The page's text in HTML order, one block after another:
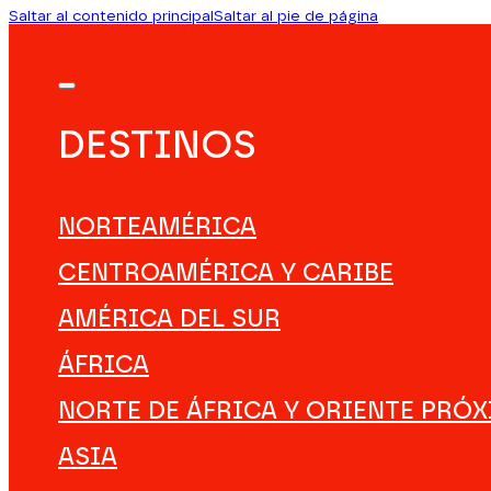
Saltar al contenido principal Saltar al pie de página
DESTINOS
NORTEAMÉRICA
CENTROAMÉRICA Y CARIBE
AMÉRICA DEL SUR
ÁFRICA
NORTE DE ÁFRICA Y ORIENTE
ASIA